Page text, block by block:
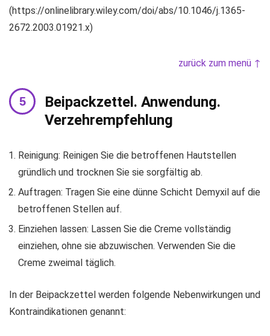
(https://onlinelibrary.wiley.com/doi/abs/10.1046/j.1365-
2672.2003.01921.x)
zurück zum menü ↑
Beipackzettel. Anwendung.
Verzehrempfehlung
Reinigung: Reinigen Sie die betroffenen Hautstellen
gründlich und trocknen Sie sie sorgfältig ab.
Auftragen: Tragen Sie eine dünne Schicht Demyxil auf die
betroffenen Stellen auf.
Einziehen lassen: Lassen Sie die Creme vollständig
einziehen, ohne sie abzuwischen. Verwenden Sie die
Creme zweimal täglich.
In der Beipackzettel werden folgende Nebenwirkungen und
Kontraindikationen genannt: